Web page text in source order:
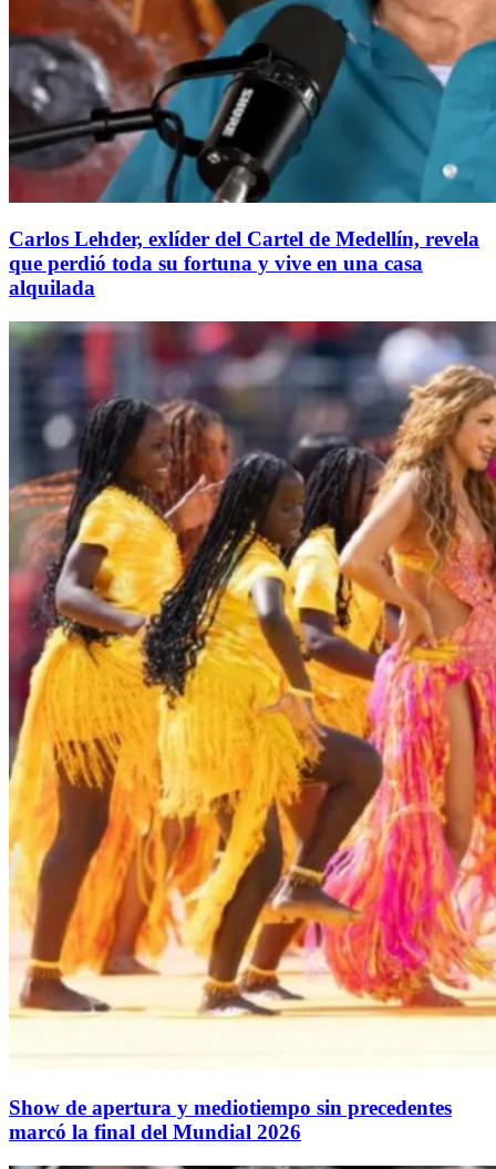
Carlos Lehder, exlíder del Cartel de Medellín, revela
que perdió toda su fortuna y vive en una casa
alquilada
Show de apertura y mediotiempo sin precedentes
marcó la final del Mundial 2026